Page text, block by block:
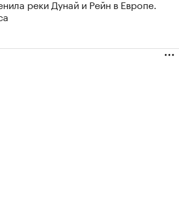
реки Дунай и Рейн в Европе.